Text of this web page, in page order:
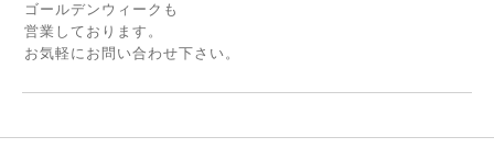
ゴールデンウィークも
営業しております。
お気軽にお問い合わせ下さい。